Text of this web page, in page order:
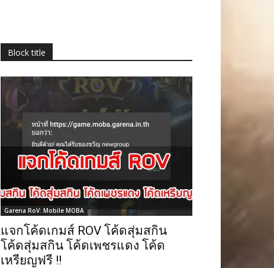
Block title
Garena RoV: Mobile MOBA
แจกโค้ดเกมส์ ROV โค้ดสุ่มสกิน
โค้ดสุ่มสกิน โค้ดเพชรแดง โค้ด
เหรียญฟรี !!